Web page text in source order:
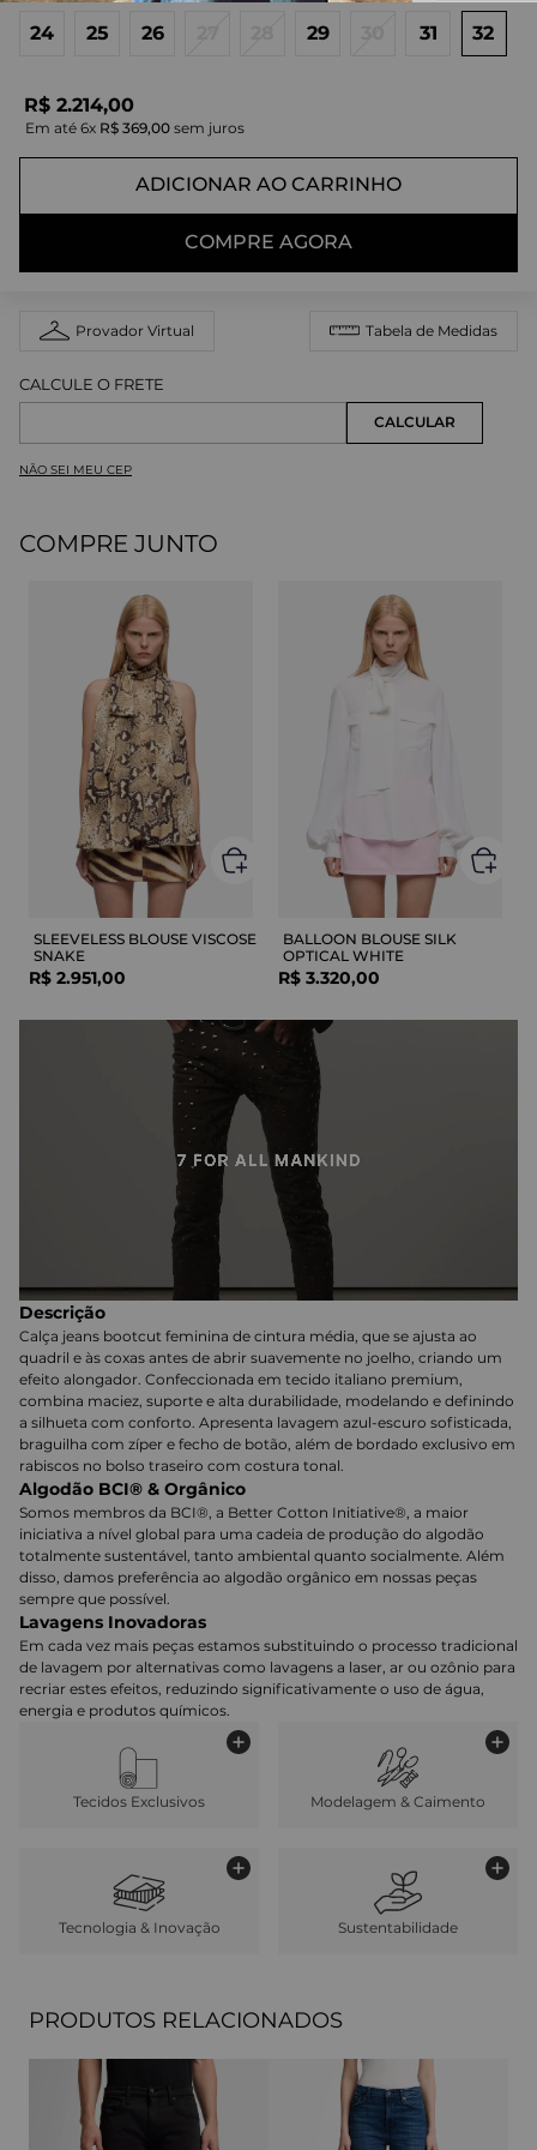
24 25 26 29 31 32
R$ 2.214,00
Em até 6x R$ 369,00 sem juros
ADICIONAR AO CARRINHO
COMPRE AGORA
Provador Virtual Tabela de Medidas
NÃO SEI MEU CEP
COMPRE JUNTO
SLEEVELESS BLOUSE VISCOSE
SNAKE
R$ 2.951,00
BALLOON BLOUSE SILK
OPTICAL WHITE
R$ 3.320,00
Descrição
Calça jeans bootcut feminina de cintura média, que se ajusta ao
quadril e às coxas antes de abrir suavemente no joelho, criando um
efeito alongador. Confeccionada em tecido italiano premium,
combina maciez, suporte e alta durabilidade, modelando e definindo
a silhueta com conforto. Apresenta lavagem azul-escuro sofisticada,
braguilha com zíper e fecho de botão, além de bordado exclusivo em
rabiscos no bolso traseiro com costura tonal.
Algodão BCI® & Orgânico
Somos membros da BCI®, a Better Cotton Initiative®, a maior
iniciativa a nível global para uma cadeia de produção do algodão
totalmente sustentável, tanto ambiental quanto socialmente. Além
disso, damos preferência ao algodão orgânico em nossas peças
sempre que possível.
Lavagens Inovadoras
Em cada vez mais peças estamos substituindo o processo tradicional
de lavagem por alternativas como lavagens a laser, ar ou ozônio para
recriar estes efeitos, reduzindo significativamente o uso de água,
energia e produtos químicos.
Tecidos Exclusivos Modelagem & Caimento
Tecnologia & Inovação Sustentabilidade
PRODUTOS RELACIONADOS